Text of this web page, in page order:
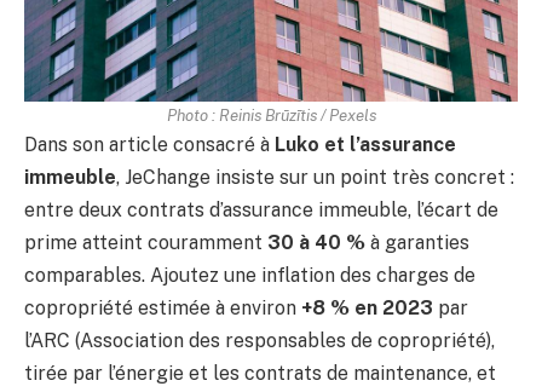
Photo : Reinis Brūzītis / Pexels
Dans son article consacré à Luko et l’assurance
immeuble, JeChange insiste sur un point très concret :
entre deux contrats d’assurance immeuble, l’écart de
prime atteint couramment 30 à 40 % à garanties
comparables. Ajoutez une inflation des charges de
copropriété estimée à environ +8 % en 2023 par
l’ARC (Association des responsables de copropriété),
tirée par l’énergie et les contrats de maintenance, et